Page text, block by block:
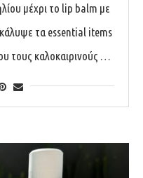
μέχρι το lip balm με
τα essential items
τους καλοκαιρινούς …